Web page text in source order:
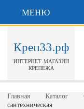
МЕНЮ
Креп33.рф
ИНТЕРНЕТ-МАГАЗИН
КРЕПЕЖА
Главная Каталог
сантехническая